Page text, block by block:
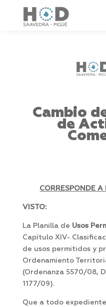
Cambio
de
CORRESPONDE A
VISTO:
La Planilla de Usos
Capítulo XIV-
de usos permitidos y
Ordenamiento
(Ordenanza 5570/08,
1177/09).
Que a todo